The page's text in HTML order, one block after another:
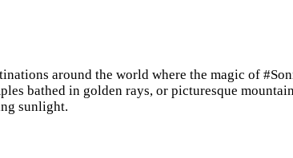
around the world where the magic of
bathed in golden rays, or picturesque
sunlight.